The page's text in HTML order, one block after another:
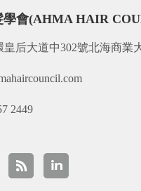
學會(AHMA HAIR
皇后大道中302號北海商業
2449